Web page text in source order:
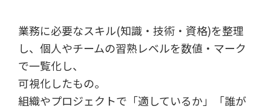
業務に必要なスキル(知識・技術・資格)を整理
し、個人やチームの習熟レベルを数値・マーク
で一覧化し、
可視化したもの。
組織やプロジェクトで「適しているか」「誰が